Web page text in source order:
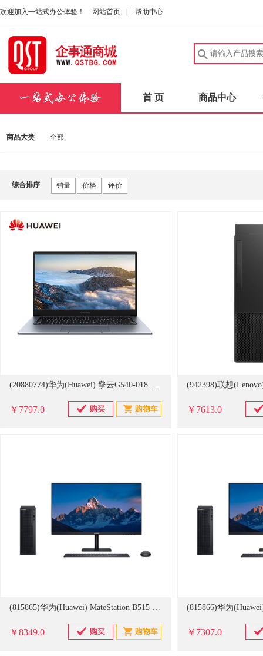
欢迎加入一站式办公体验！ 网站首页 帮助中心
首 页 商品中心
商品大类 全部
综合排序 销量 价格 评价
(20880774)华为(Huawei) 擎云G540-018 商用14英寸轻薄笔记本 i5-1235U/16G/512G固态/集显 笔记本电脑(单位：台)
￥7797.0 ￥7613.0
(815865)华为(Huawei) MateStation B515 PUL-WDH9A+AD80HW AMD R5-4600G/1*8G/1T HDD/集成显卡/Windows 10家庭版/三年全保/23.8 英寸/主机+显示器 台式机(单位：套)
￥8349.0 ￥7307.0